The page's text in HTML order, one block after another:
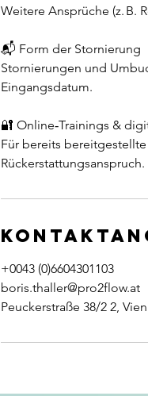
Weitere Ansprüche (z. B.
📬 Form der Stornierung
Stornierungen und
Eingangsdatum.
🔐 Online‑Trainings &
Für bereits
Rückerstattungsanspruch.
+0043 (0)6604301103
boris.thaller@pro2flow.at
Peuckerstraße 38/2 2,